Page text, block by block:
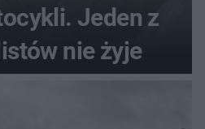
Jeden z
nie żyje